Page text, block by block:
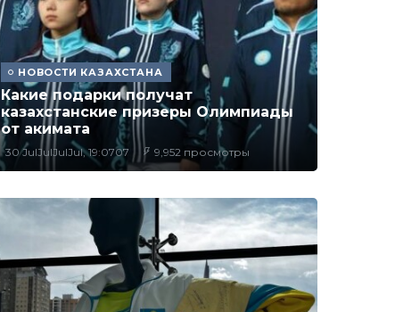
НОВОСТИ КАЗАХСТАНА
Какие подарки получат
казахстанские призеры Олимпиады
от акимата
30 JulJulJulJul, 19:0707 9,952 просмотры